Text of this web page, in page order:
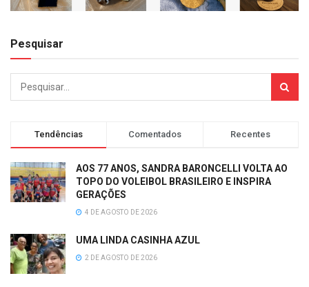
Pesquisar
Tendências Comentados Recentes
AOS 77 ANOS, SANDRA BARONCELLI VOLTA AO
TOPO DO VOLEIBOL BRASILEIRO E INSPIRA
GERAÇÕES
4 DE AGOSTO DE 2026
UMA LINDA CASINHA AZUL
2 DE AGOSTO DE 2026